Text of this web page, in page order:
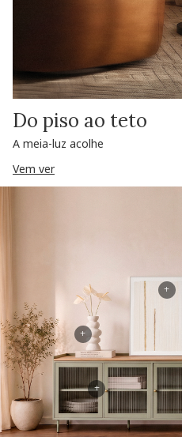
Do piso ao teto
A meia-luz acolhe
Vem ver
+
+
+